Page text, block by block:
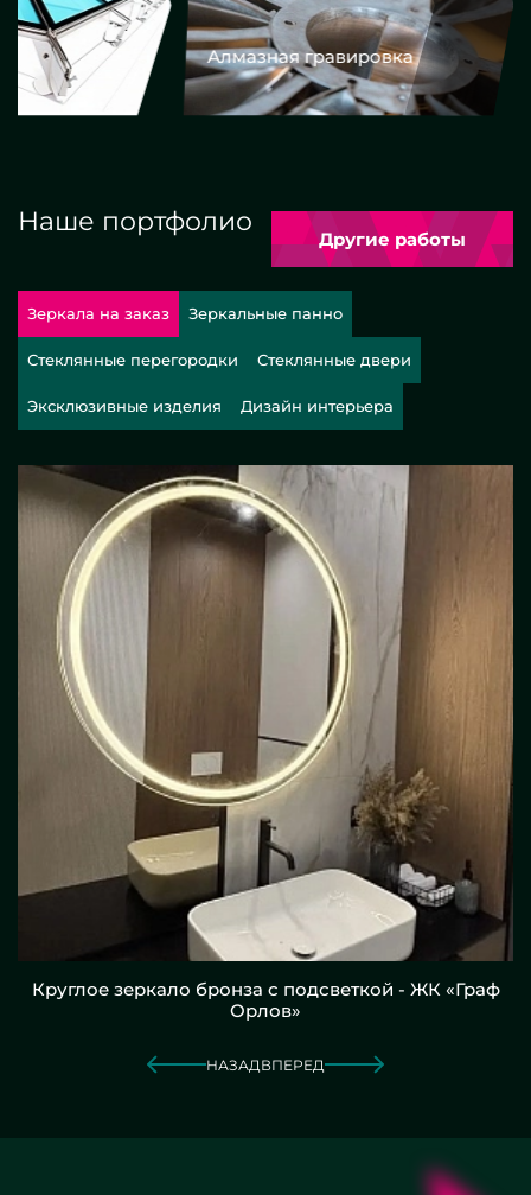
Алмазная гравировка
Наше портфолио
Другие работы
Зеркала на заказ Зеркальные панно
Стеклянные перегородки Стеклянные двери
Эксклюзивные изделия Дизайн интерьера
Круглое зеркало бронза с подсветкой - ЖК «Граф
Орлов»
НАЗАД ВПЕРЕД